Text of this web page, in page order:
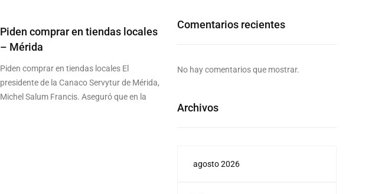
Piden comprar en tiendas locales
– Mérida
Piden comprar en tiendas locales El
presidente de la Canaco Servytur de Mérida,
Michel Salum Francis. Aseguró que en la
Comentarios recientes
No hay comentarios que mostrar.
Archivos
agosto 2026